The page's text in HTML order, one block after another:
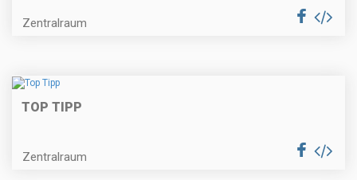
Zentralraum
TOP TIPP
Zentralraum